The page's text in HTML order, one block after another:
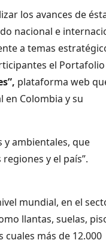
los avances de
nacional e
a temas
el Portafolio
plataforma web
en Colombia y su
ambientales, que
y el país”.
mundial, en el
llantas, suelas,
más de 12.000